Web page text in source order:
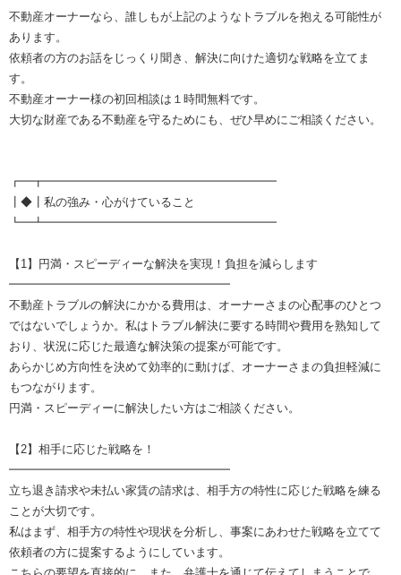
不動産オーナーなら、誰しもが上記のようなトラブルを抱える可能性が
あります。
依頼者の方のお話をじっくり聞き、解決に向けた適切な戦略を立てま
す。
不動産オーナー様の初回相談は１時間無料です。
大切な財産である不動産を守るためにも、ぜひ早めにご相談ください。
┏━┳━━━━━━━━━━━━━━━━━━━━
┃◆┃私の強み・心がけていること
┗━┻━━━━━━━━━━━━━━━━━━━━
【1】円満・スピーディーな解決を実現！負担を減らします
━━━━━━━━━━━━━━━━━━━
不動産トラブルの解決にかかる費用は、オーナーさまの心配事のひとつ
ではないでしょうか。私はトラブル解決に要する時間や費用を熟知して
おり、状況に応じた最適な解決策の提案が可能です。
あらかじめ方向性を決めて効率的に動けば、オーナーさまの負担軽減に
もつながります。
円満・スピーディーに解決したい方はご相談ください。
【2】相手に応じた戦略を！
━━━━━━━━━━━━━━━━━━━
立ち退き請求や未払い家賃の請求は、相手方の特性に応じた戦略を練る
ことが大切です。
私はまず、相手方の特性や現状を分析し、事案にあわせた戦略を立てて
依頼者の方に提案するようにしています。